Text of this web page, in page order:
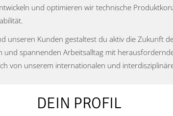
und optimieren wir technische
unseren Kunden gestaltest du aktiv die Zukunft
spannenden Arbeitsalltag mit
von unserem internationalen und
DEIN PROFIL